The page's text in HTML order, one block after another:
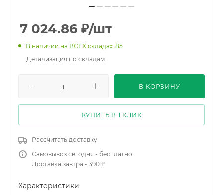
7 024.86 ₽/шт
В наличии на ВСЕХ складах: 85
Детализация по складам
В КОРЗИНУ
КУПИТЬ В 1 КЛИК
Рассчитать доставку
Самовывоз сегодня - бесплатно
Доставка завтра - 390 ₽
Характеристики